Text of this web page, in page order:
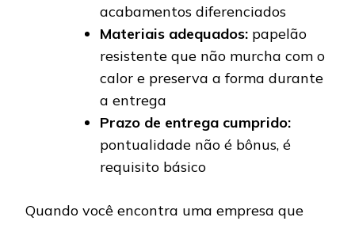
acabamentos diferenciados
Materiais adequados: papelão
resistente que não murcha com o
calor e preserva a forma durante
a entrega
Prazo de entrega cumprido:
pontualidade não é bônus, é
requisito básico
Quando você encontra uma empresa que